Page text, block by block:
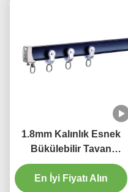
1.8mm Kalınlık Esnek
Bükülebilir Tavan
Perdesi Parça 4m Perde
Rayı
En İyi Fiyatı Alın